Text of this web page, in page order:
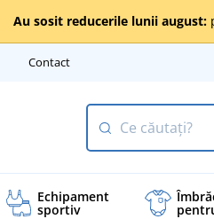
Au sosit reducerile lunii august:
Contact
Echipament
sportiv